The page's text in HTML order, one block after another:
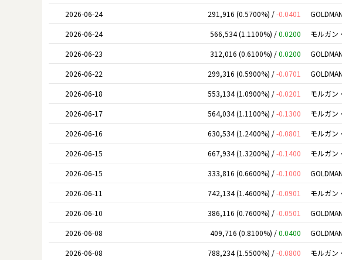
2026-06-24
291,916 (0.5700%) /-0.0401
2026-06-24
566,534 (1.1100%) /0.0200 モルガン
2026-06-23
312,016 (0.6100%) /0.0200
2026-06-22
299,316 (0.5900%) /-0.0701
2026-06-18
553,134 (1.0900%) /-0.0201 モルガン
2026-06-17
564,034 (1.1100%) /-0.1300 モルガン
2026-06-16
630,534 (1.2400%) /-0.0801 モルガン
2026-06-15
667,934 (1.3200%) /-0.1400 モルガン
2026-06-15
333,816 (0.6600%) /-0.1000
2026-06-11
742,134 (1.4600%) /-0.0901 モルガン
2026-06-10
386,116 (0.7600%) /-0.0501
2026-06-08
409,716 (0.8100%) /0.0400
2026-06-08
788,234 (1.5500%) /-0.0800 モルガン